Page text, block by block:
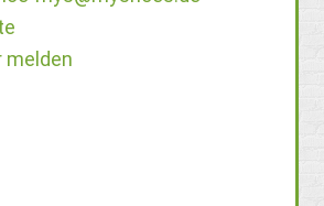
melden